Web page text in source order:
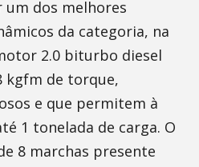
dos melhores
da categoria, na
2.0 biturbo diesel
kgfm de torque,
e que permitem à
1 tonelada de carga. O
8 marchas presente